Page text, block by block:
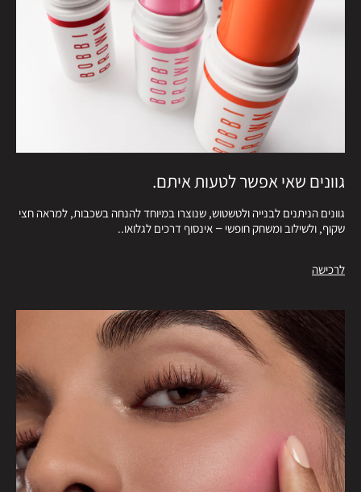
גוונים שאי אפשר לטעות איתם.
גוונים הניתנים לבנייה ולטשטוש, שנוצרו במיוחד להנחה בשכבות, למראה חצי
שקוף, ולשילוב ומשחק חופשי – אינסוף דרכים לגלואו..
לרכישה